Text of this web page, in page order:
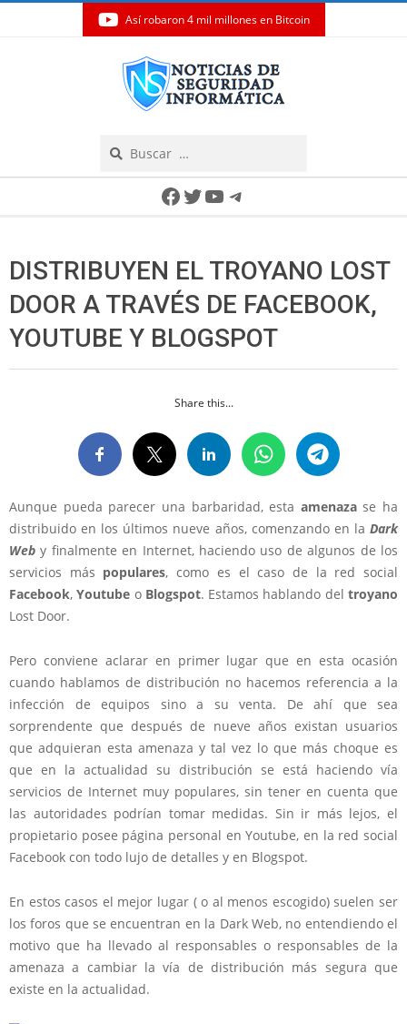
Así robaron 4 mil millones en Bitcoin
Facebook
Twitter
YouTube
Telegram
DISTRIBUYEN EL TROYANO LOST
DOOR A TRAVÉS DE FACEBOOK,
YOUTUBE Y BLOGSPOT
Share this...
Aunque pueda parecer una barbaridad, esta amenazase ha
distribuido en los últimos nueve años, comenzando en la Dark
Web y finalmente en Internet, haciendo uso de algunos de los
servicios más populares, como es el caso de la red social
Facebook,Youtube o Blogspot. Estamos hablando deltroyano
Lost Door.
Pero conviene aclarar en primer lugar que en esta ocasión
cuando hablamos de distribución no hacemos referencia a la
infección de equipos sino a su venta. De ahí que sea
sorprendente que después de nueve años existan usuarios
que adquieran esta amenaza y tal vez lo que más choque es
que en la actualidad su distribución se está haciendo vía
servicios de Internet muy populares, sin tener en cuenta que
las autoridades podrían tomar medidas. Sin ir más lejos, el
propietario posee página personal en Youtube, en la red social
Facebook con todo lujo de detalles y en Blogspot.
En estos casos el mejor lugar ( o al menos escogido) suelen ser
los foros que se encuentran en la Dark Web, no entendiendo el
motivo que ha llevado al responsables o responsables de la
amenaza a cambiar la vía de distribución más segura que
existe en la actualidad.